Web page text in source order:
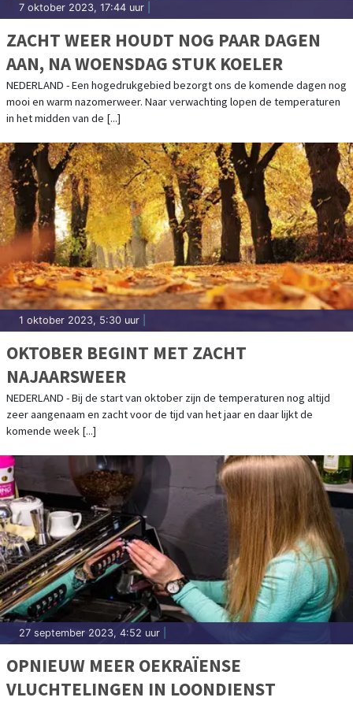
7 oktober 2023, 17:44 uur
ZACHT WEER HOUDT NOG PAAR DAGEN
AAN, NA WOENSDAG STUK KOELER
NEDERLAND - Een hogedrukgebied bezorgt ons de komende dagen nog
mooi en warm nazomerweer. Naar verwachting lopen de temperaturen
in het midden van de [...]
1 oktober 2023, 5:30 uur
OKTOBER BEGINT MET ZACHT
NAJAARSWEER
NEDERLAND - Bij de start van oktober zijn de temperaturen nog altijd
zeer aangenaam en zacht voor de tijd van het jaar en daar lijkt de
komende week [...]
27 september 2023, 4:52 uur
OPNIEUW MEER OEKRAÏENSE
VLUCHTELINGEN IN LOONDIENST